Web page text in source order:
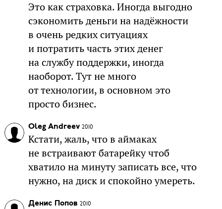
Это как страховка. Иногда выгодно
сэкономить деньги на надёжности
в очень редких ситуациях
и потратить часть этих денег
на службу поддержки, иногда
наоборот. Тут не много
от технологии, в основном это
просто бизнес.
Oleg Andreev 2010
Кстати, жаль, что в аймаках
не встраивают батарейку чтоб
хватило на минуту записать все, что
нужно, на диск и спокойно умереть.
Денис Попов 2010